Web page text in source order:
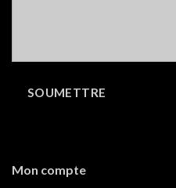
Mon compte